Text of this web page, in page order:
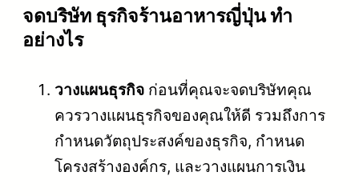
จดบริษัท ธุรกิจร้านอาหารญี่ปุ่น ทำ
อย่างไร
วางแผนธุรกิจ ก่อนที่คุณจะจดบริษัทคุณ
ควรวางแผนธุรกิจของคุณให้ดี รวมถึงการ
กำหนดวัตถุประสงค์ของธุรกิจ, กำหนด
โครงสร้างองค์กร, และวางแผนการเงิน